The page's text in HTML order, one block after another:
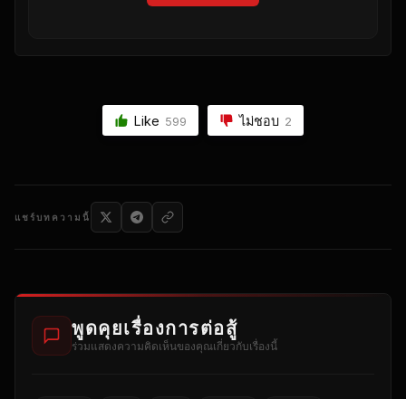
Like 599 ไม่ชอบ 2
แชร์บทความนี้
พูดคุยเรื่องการต่อสู้
ร่วมแสดงความคิดเห็นของคุณเกี่ยวกับเรื่องนี้